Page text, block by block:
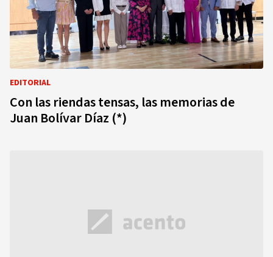
EDITORIAL
Con las riendas tensas, las memorias de
Juan Bolívar Díaz (*)